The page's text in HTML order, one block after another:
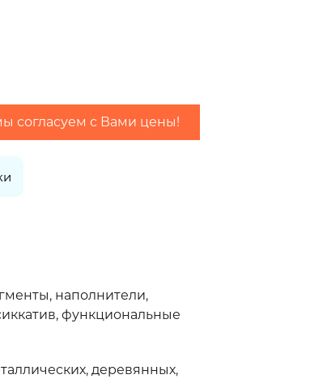
согласуем с Вами цены!
наполнители,
функциональные
деревянных,